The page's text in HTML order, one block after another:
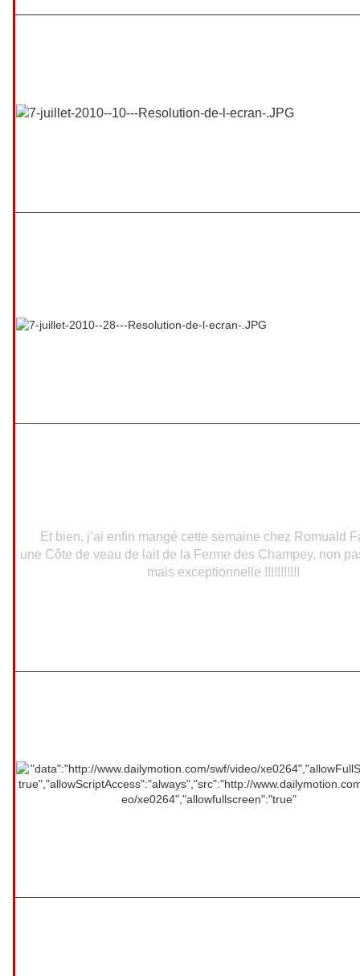
Et bien, j’ai enfin mangé cette semaine chez Romuald
une Côte de veau de lait de la Ferme des Champey, non
mais exceptionnelle !!!!!!!!!!!